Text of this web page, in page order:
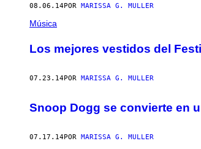
08.06.14POR MARISSA G. MULLER
Música
Los mejores vestidos del
07.23.14POR MARISSA G. MULLER
Snoop Dogg se convierte en
07.17.14POR MARISSA G. MULLER